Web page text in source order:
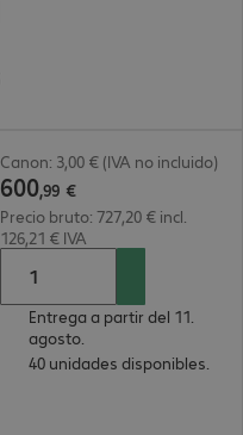
Canon: 3,00 € (IVA no incluido)
600,99 €
Precio bruto: 727,20 € incl.
126,21 € IVA
Entrega a partir del 11.
agosto.
40 unidades disponibles.